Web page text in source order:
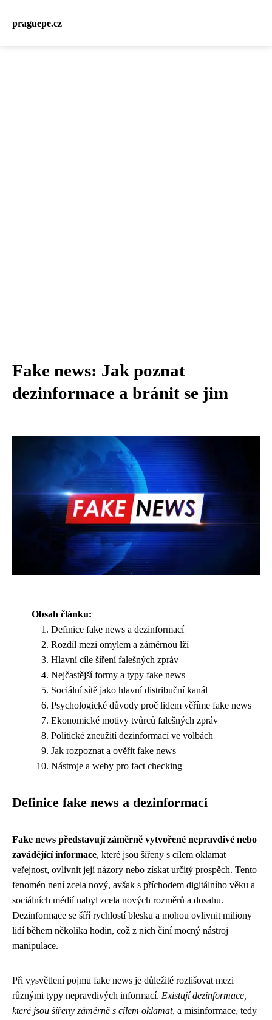
praguepe.cz
Fake news: Jak poznat
dezinformace a bránit se jim
Obsah článku:
Definice fake news a dezinformací
Rozdíl mezi omylem a záměrnou lží
Hlavní cíle šíření falešných zpráv
Nejčastější formy a typy fake news
Sociální sítě jako hlavní distribuční kanál
Psychologické důvody proč lidem věříme fake news
Ekonomické motivy tvůrců falešných zpráv
Politické zneužití dezinformací ve volbách
Jak rozpoznat a ověřit fake news
Nástroje a weby pro fact checking
Definice fake news a dezinformací
Fake news představují záměrně vytvořené nepravdivé nebo
zavádějící informace, které jsou šířeny s cílem oklamat
veřejnost, ovlivnit její názory nebo získat určitý prospěch. Tento
fenomén není zcela nový, avšak s příchodem digitálního věku a
sociálních médií nabyl zcela nových rozměrů a dosahu.
Dezinformace se šíří rychlostí blesku a mohou ovlivnit miliony
lidí během několika hodin, což z nich činí mocný nástroj
manipulace.
Při vysvětlení pojmu fake news je důležité rozlišovat mezi
různými typy nepravdivých informací. Existují dezinformace,
které jsou šířeny záměrně s cílem oklamat, a misinformace, tedy